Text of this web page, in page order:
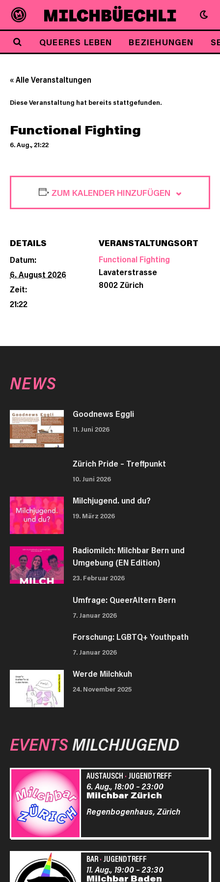
QUEERES LEBEN BEZIEHUNGEN
« Alle Veranstaltungen
Diese Veranstaltung hat bereits stattgefunden.
Functional Fighting
6. Aug., 21:22
ZUM KALENDER HINZUFÜGEN
DETAILS
Datum:
6. August 2026
Zeit:
21:22
VERANSTALTUNGSORT
Functional Fighting
Lavaterstrasse
8002Zürich
NEWS
Goodnews Eggli
11. Juni 2026
Zürich Pride – Treffpunkt
10. Juni 2026
Milchjugend. und du?
19. März 2026
Radiomilch: Milchbar Bern und
Umgebung (EN Edition)
23. Februar 2026
Umfrage: QueerAltern Bern
7. Januar 2026
Forschung: LGBTQ+ Youthpath
7. Januar 2026
Werde Milchkuh
24. November 2025
EVENTSMILCHJUGEND
AUSTAUSCH · JUGENDTREFF
Milchbar Zürich
6. Aug., 18:00–23:00
Regenbogenhaus, Zürich
BAR· JUGENDTREFF
Milchbar Baden
11. Aug., 19:00–23:30